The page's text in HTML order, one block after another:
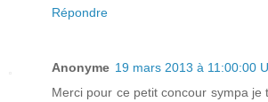
Répondre
Anonyme 19 mars 2013 à 11:00:00
Merci pour ce petit concour sympa je